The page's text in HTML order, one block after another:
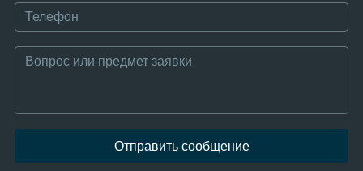
Отправить сообщение